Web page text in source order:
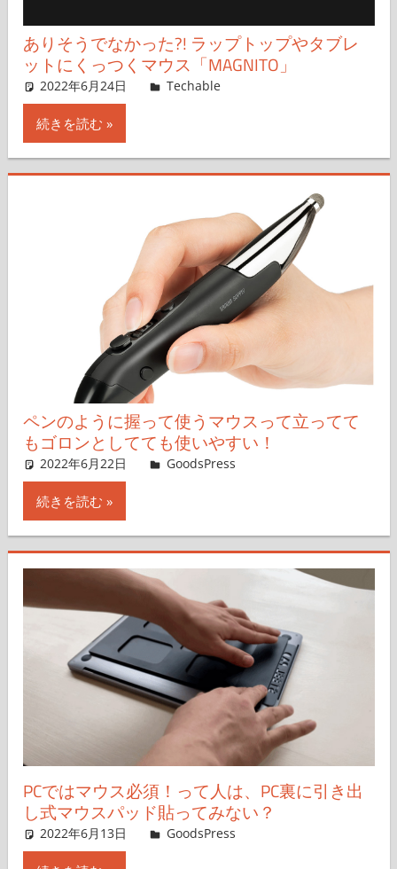
ありそうでなかった?! ラップトップやタブレ
ットにくっつくマウス「MAGNITO」
2022年6月24日 mizoguchi
Techable
続きを読む
ペンのように握って使うマウスって立ってて
もゴロンとしてても使いやすい！
2022年6月22日 ＆GP
GoodsPress
続きを読む
PCではマウス必須！って人は、PC裏に引き出
し式マウスパッド貼ってみない？
2022年6月13日 ＆GP
GoodsPress